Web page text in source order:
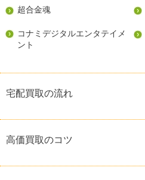
超合金魂
コナミデジタルエンタテイメ
ント
宅配買取の流れ
高価買取のコツ